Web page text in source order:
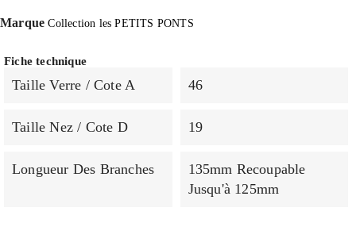
Marque Collection les PETITS PONTS
Fiche technique
Taille Verre / Cote A 46
Taille Nez / Cote D 19
Longueur Des Branches
135mm Recoupable
Jusqu'à 125mm